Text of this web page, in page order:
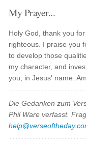
My Prayer...
Holy God, thank you
righteous. I praise you
to develop those
my character, and
you, in Jesus' name.
Die Gedanken zum
Phil Ware verfasst.